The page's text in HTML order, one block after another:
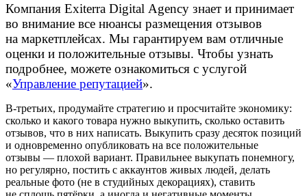
Компания Exiterra Digital Agency знает и принимает
во внимание все нюансы размещения отзывов
на маркетплейсах. Мы гарантируем вам отличные
оценки и положительные отзывы. Чтобы узнать
подробнее, можете ознакомиться с услугой
«Управление репутацией».
В-третьих, продумайте стратегию и просчитайте экономику:
сколько и какого товара нужно выкупить, сколько оставить
отзывов, что в них написать. Выкупить сразу десяток позиций
и одновременно опубликовать на все положительные
отзывы — плохой вариант. Правильнее выкупать понемногу,
но регулярно, постить с аккаунтов живых людей, делать
реальные фото (не в студийных декорациях), ставить